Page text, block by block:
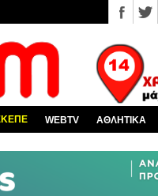
WEBTV ΑΘΛΗΤΙΚΑ